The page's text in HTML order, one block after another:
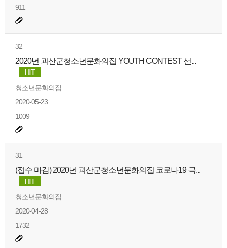
911
32
2020년 괴산군청소년문화의집 YOUTH CONTEST 선...
청소년문화의집
2020-05-23
1009
31
(접수 마감) 2020년 괴산군청소년문화의집 코로나19 극...
청소년문화의집
2020-04-28
1732